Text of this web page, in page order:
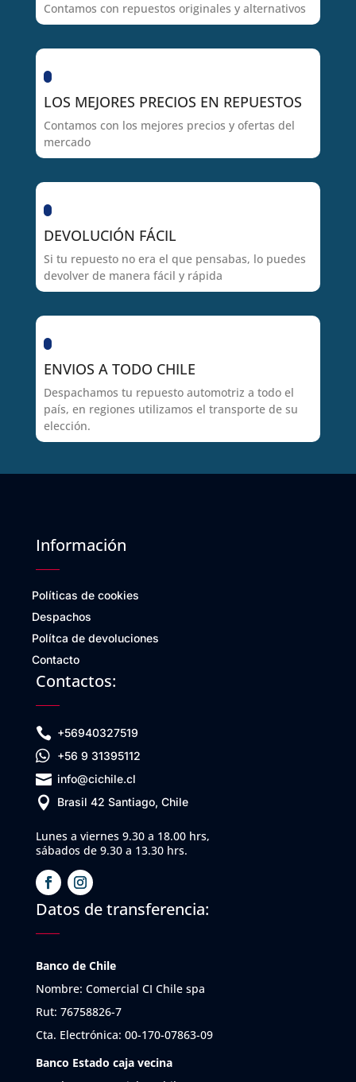
Contamos con repuestos originales y alternativos
LOS MEJORES PRECIOS EN REPUESTOS
Contamos con los mejores precios y ofertas del
mercado
DEVOLUCIÓN FÁCIL
Si tu repuesto no era el que pensabas, lo puedes
devolver de manera fácil y rápida
ENVIOS A TODO CHILE
Despachamos tu repuesto automotriz a todo el
país, en regiones utilizamos el transporte de su
elección.
Información
Políticas de cookies
Despachos
Polítca de devoluciones
Contacto
Contactos:
 +56940327519
 +56 9 31395112
 info@cichile.cl
 Brasil 42 Santiago, Chile
Lunes a viernes 9.30 a 18.00 hrs,
sábados de 9.30 a 13.30 hrs.
Datos de transferencia:
Banco de Chile
Nombre: Comercial CI Chile spa
Rut: 76758826-7
Cta. Electrónica: 00-170-07863-09
Banco Estado caja vecina